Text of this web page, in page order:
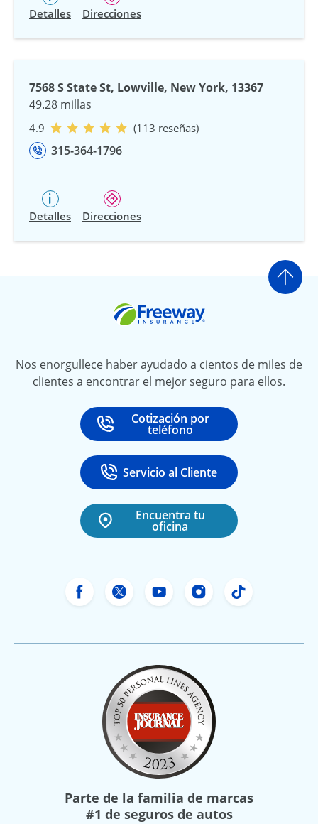
Detalles Direcciones
7568 S State St, Lowville, New York, 13367
49.28 millas
4.9 (113 reseñas)
315-364-1796
Detalles Direcciones
Ir
Nos enorgullece haber ayudado a cientos de miles de
clientes a encontrar el mejor seguro para ellos.
Call
Cotización por
teléfono
at
Call
Servicio al Cliente
at 888-531-6720
Encuentra tu
oficina
Facebook de Freeway Insurance
Twitter de Freeway Insurance
YouTube de Freeway
Instagram
TikTok
Parte de la familia de marcas
#1 de seguros de autos